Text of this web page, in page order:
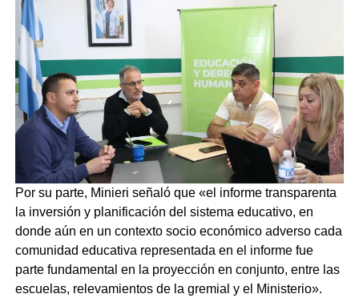
Por su parte, Minieri señaló que «el informe transparenta
la inversión y planificación del sistema educativo, en
donde aún en un contexto socio económico adverso cada
comunidad educativa representada en el informe fue
parte fundamental en la proyección en conjunto, entre las
escuelas, relevamientos de la gremial y el Ministerio».